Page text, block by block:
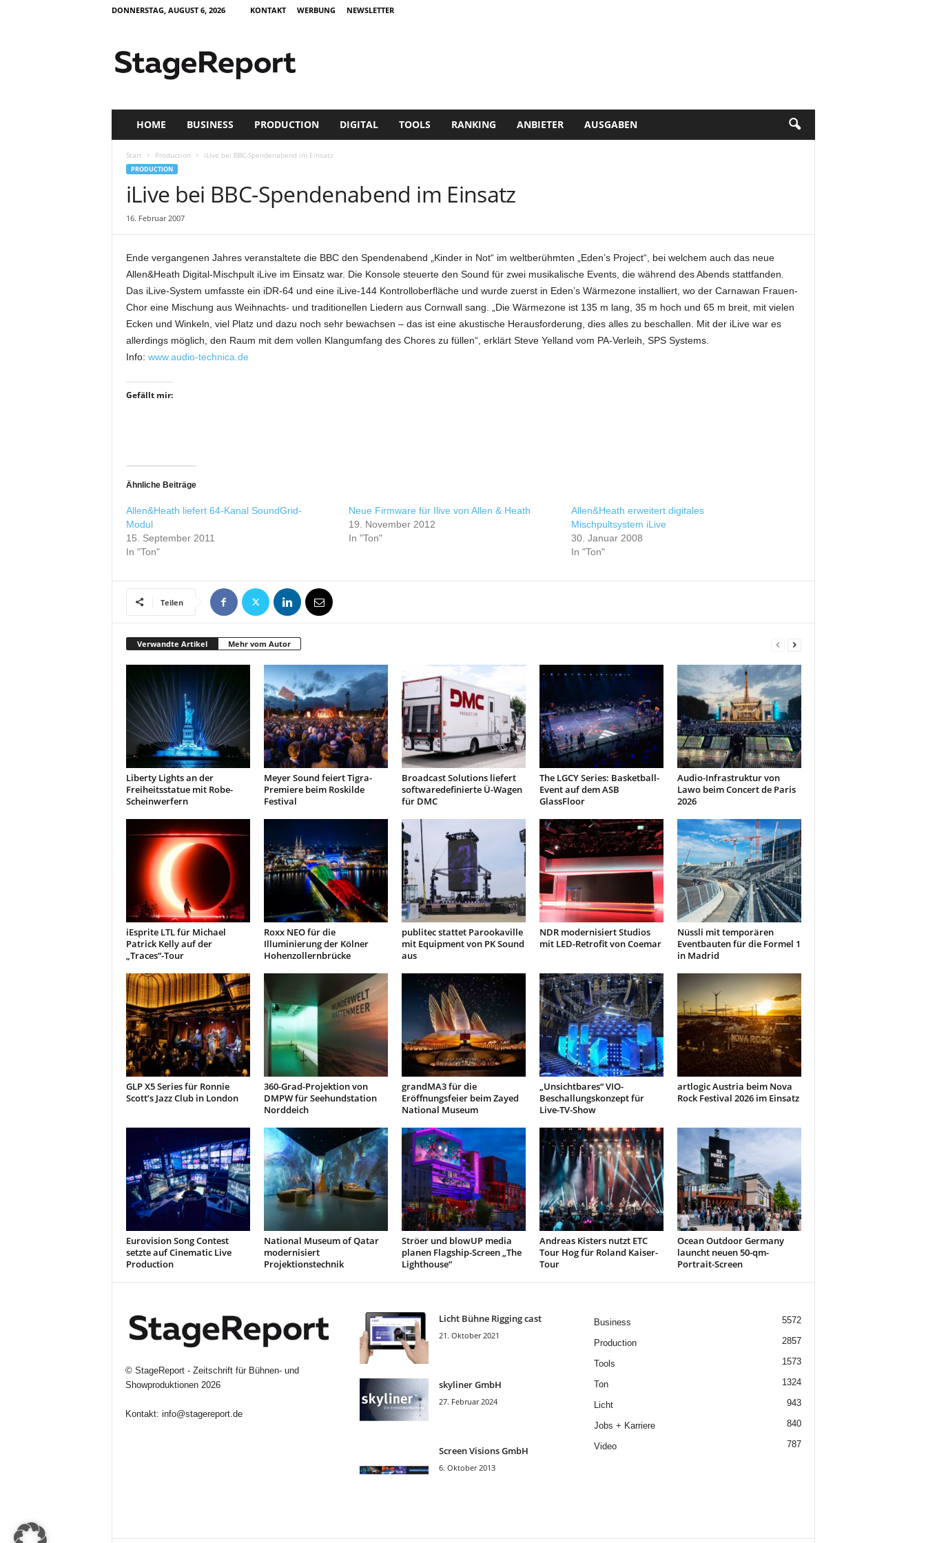
DONNERSTAG, AUGUST 6, 2026 KONTAKT WERBUNG NEWSLETTER
a
i
o
r
HOME BUSINESS PRODUCTION DIGITAL TOOLS RANKING ANBIETER AUSGABEN
Start Production iLive bei BBC-Spendenabend im Einsatz
PRODUCTION
iLive bei BBC-Spendenabend im Einsatz
16. Februar 2007
Ende vergangenen Jahres veranstaltete die BBC den Spendenabend „Kinder in Not“ im weltberühmten „Eden’s Project“, bei welchem auch das neue
Allen&Heath Digital-Mischpult iLive im Einsatz war. Die Konsole steuerte den Sound für zwei musikalische Events, die während des Abends stattfanden.
Das iLive-System umfasste ein iDR-64 und eine iLive-144 Kontrolloberfläche und wurde zuerst in Eden’s Wärmezone installiert, wo der Carnawan Frauen-
Chor eine Mischung aus Weihnachts- und traditionellen Liedern aus Cornwall sang. „Die Wärmezone ist 135 m lang, 35 m hoch und 65 m breit, mit vielen
Ecken und Winkeln, viel Platz und dazu noch sehr bewachsen – das ist eine akustische Herausforderung, dies alles zu beschallen. Mit der iLive war es
allerdings möglich, den Raum mit dem vollen Klangumfang des Chores zu füllen“, erklärt Steve Yelland vom PA-Verleih, SPS Systems.
Info: www.audio-technica.de
Gefällt mir:
Ähnliche Beiträge
Allen&Heath liefert 64-Kanal SoundGrid-
Modul
15. September 2011
In "Ton"
Neue Firmware für Ilive von Allen & Heath
19. November 2012
In "Ton"
Allen&Heath erweitert digitales
Mischpultsystem iLive
30. Januar 2008
In "Ton"
Teilen
Verwandte Artikel Mehr vom Autor
Liberty Lights an der
Freiheitsstatue mit Robe-
Scheinwerfern
Meyer Sound feiert Tigra-
Premiere beim Roskilde
Festival
Broadcast Solutions liefert
softwaredefinierte Ü-Wagen
für DMC
The LGCY Series: Basketball-
Event auf dem ASB
GlassFloor
Audio-Infrastruktur von
Lawo beim Concert de Paris
2026
iEsprite LTL für Michael
Patrick Kelly auf der
„Traces“-Tour
Roxx NEO für die
Illuminierung der Kölner
Hohenzollernbrücke
publitec stattet Parookaville
mit Equipment von PK Sound
aus
NDR modernisiert Studios
mit LED-Retrofit von Coemar
Nüssli mit temporären
Eventbauten für die Formel 1
in Madrid
GLP X5 Series für Ronnie
Scott’s Jazz Club in London
360-Grad-Projektion von
DMPW für Seehundstation
Norddeich
grandMA3 für die
Eröffnungsfeier beim Zayed
National Museum
„Unsichtbares“ VIO-
Beschallungskonzept für
Live-TV-Show
artlogic Austria beim Nova
Rock Festival 2026 im Einsatz
Eurovision Song Contest
setzte auf Cinematic Live
Production
National Museum of Qatar
modernisiert
Projektionstechnik
Ströer und blowUP media
planen Flagship-Screen „The
Lighthouse“
Andreas Kisters nutzt ETC
Tour Hog für Roland Kaiser-
Tour
Ocean Outdoor Germany
launcht neuen 50-qm-
Portrait-Screen
© StageReport - Zeitschrift für Bühnen- und
Showproduktionen2026
Kontakt: info@stagereport.de
Licht Bühne Rigging cast
21. Oktober 2021
skyliner GmbH
27. Februar 2024
Screen Visions GmbH
6. Oktober 2013
Business 5572
Production 2857
Tools 1573
Ton 1324
Licht 943
Jobs + Karriere 840
Video 787